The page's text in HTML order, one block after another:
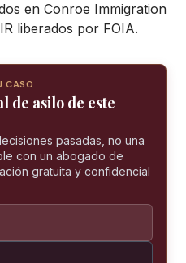
en Conroe Immigration
liberados por FOIA.
CASO
de asilo de este
pasadas, no una
con un abogado de
gratuita y confidencial